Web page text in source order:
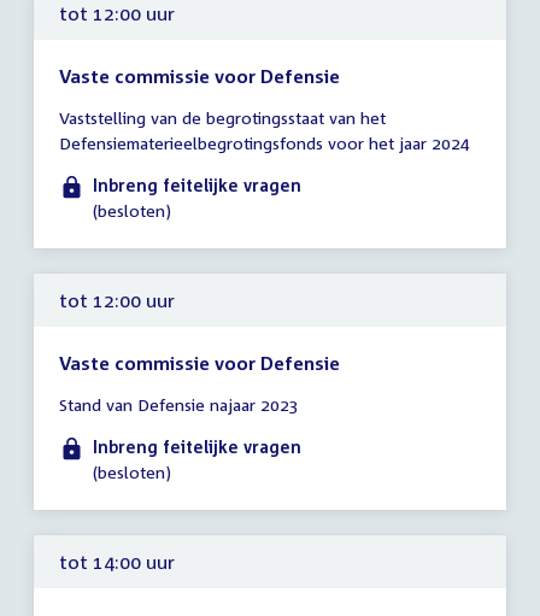
tot 12:00 uur
Vaste commissie voor Defensie
vergadering
tot
12:00
uur
Vaststelling van de begrotingsstaat van het
Defensiematerieelbegrotingsfonds voor het jaar 2024
Inbreng feitelijke vragen
(besloten)
tot 12:00 uur
Vaste commissie voor Defensie
vergadering
tot
12:00
Stand van Defensie najaar 2023
Inbreng feitelijke vragen
(besloten)
tot 14:00 uur